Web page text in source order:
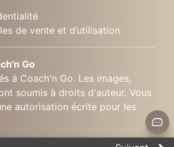
de vente et d’utilisation
Go
à Coach'n Go. Les images,
soumis à droits d'auteur. Vous
autorisation écrite pour les